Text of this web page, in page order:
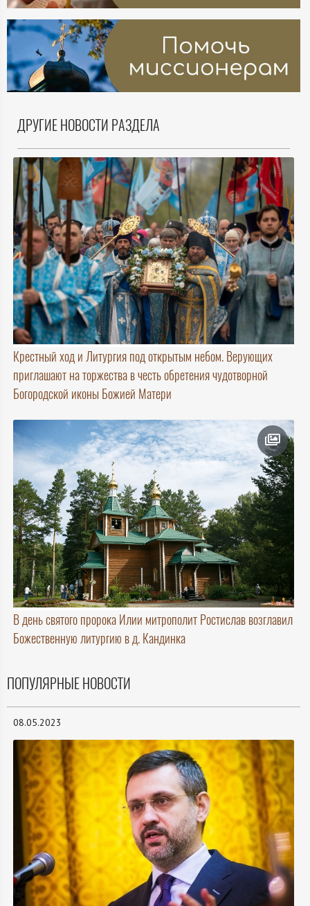
ДРУГИЕ НОВОСТИ РАЗДЕЛА
Крестный ход и Литургия под открытым небом. Верующих
приглашают на торжества в честь обретения чудотворной
Богородской иконы Божией Матери
В день святого пророка Илии митрополит Ростислав возглавил
Божественную литургию в д. Кандинка
ПОПУЛЯРНЫЕ НОВОСТИ
08.05.2023